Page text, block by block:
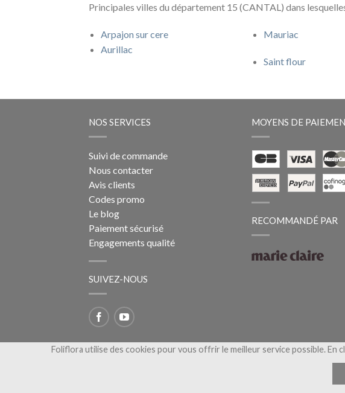
Principales villes du département 15 (CANTAL) dans
Arpajon sur cere
Aurillac
Mauriac
Saint flour
NOS SERVICES
Suivi de commande
Nous contacter
Avis clients
Codes promo
Le blog
Paiement sécurisé
Engagements qualité
SUIVEZ-NOUS
MOYENS DE
RECOMMANDÉ PAR
Foliflora utilise des cookies pour vous offrir le meilleur service possible. En